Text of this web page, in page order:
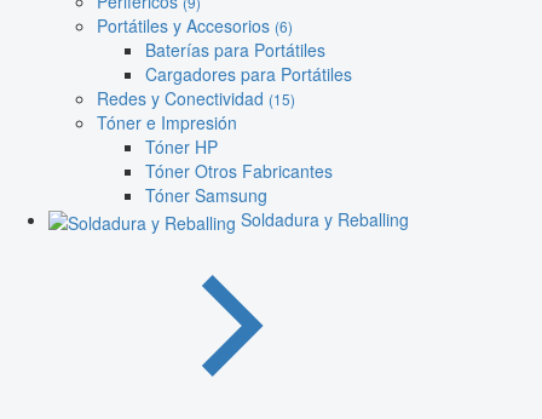
Portátiles y Accesorios (6)
Baterías para Portátiles
Cargadores para Portátiles
Redes y Conectividad (15)
Tóner e Impresión
Tóner HP
Tóner Otros Fabricantes
Tóner Samsung
Soldadura y Reballing